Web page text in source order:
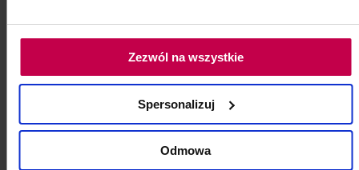
Zezwól na wszystkie
Spersonalizuj
Odmowa